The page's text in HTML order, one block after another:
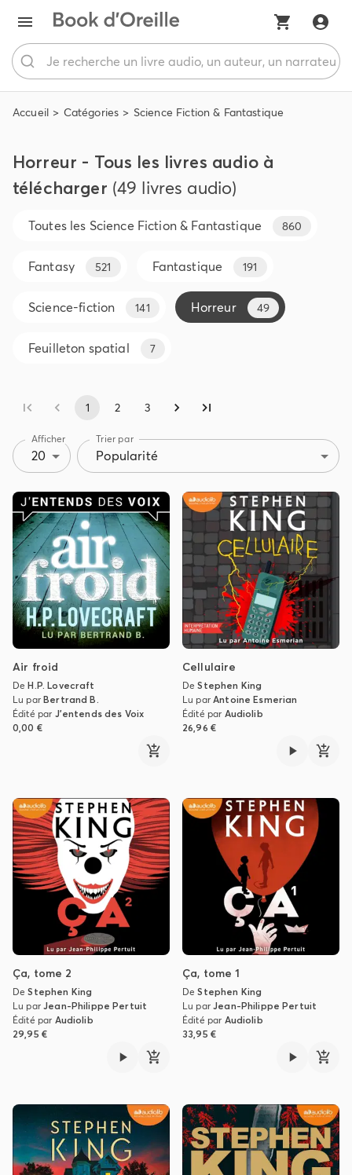
Accueil Catégories Science Fiction & Fantastique
Horreur - Tous les livres audio à
télécharger (49 livres audio)
Toutes les Science Fiction & Fantastique 860
Fantasy 521 Fantastique 191
Science-fiction 141 Horreur 49
Feuilleton spatial 7
1 2 3
Afficher
20
Trier par
Popularité
Air froid
DeH.P. Lovecraft
Lu parBertrand B.
Édité par J'entends des Voix
0,00 €
Cellulaire
DeStephen King
Lu parAntoine Esmerian
Édité par Audiolib
26,96 €
Ça, tome 2
DeStephen King
Lu parJean-Philippe Pertuit
Édité par Audiolib
29,95 €
Ça, tome 1
DeStephen King
Lu parJean-Philippe Pertuit
Édité par Audiolib
33,95 €